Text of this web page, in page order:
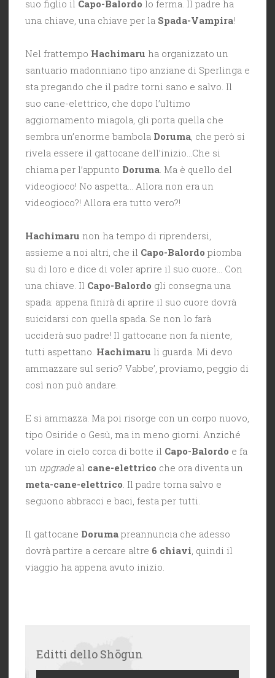
suo figlio il Capo-Balordo lo ferma. Il padre ha
una chiave, una chiave per la Spada-Vampira!
Nel frattempo Hachimaru ha organizzato un
santuario madonniano tipo anziane di Sperlinga e
sta pregando che il padre torni sano e salvo. Il
suo cane-elettrico, che dopo l’ultimo
aggiornamento miagola, gli porta quella che
sembra un’enorme bambola Doruma , che però si
rivela essere il gattocane dell’inizio…Che si
chiama per l’appunto Doruma . Ma è quello del
videogioco! No aspetta… Allora non era un
videogioco?! Allora era tutto vero?!
Hachimaru non ha tempo di riprendersi,
assieme a noi altri, che il Capo-Balordo piomba
su di loro e dice di voler aprire il suo cuore… Con
una chiave. Il Capo-Balordo gli consegna una
spada: appena finirà di aprire il suo cuore dovrà
suicidarsi con quella spada. Se non lo farà
ucciderà suo padre! Il gattocane non fa niente,
tutti aspettano. Hachimaru li guarda. Mi devo
ammazzare sul serio? Vabbe’, proviamo, peggio di
così non può andare.
E si ammazza. Ma poi risorge con un corpo nuovo,
tipo Osiride o Gesù, ma in meno giorni. Anziché
volare in cielo corca di botte il Capo-Balordo e fa
un upgradeal cane-elettrico che ora diventa un
meta-cane-elettrico . Il padre torna salvo e
seguono abbracci e baci, festa per tutti.
Il gattocane Doruma preannuncia che adesso
dovrà partire a cercare altre 6 chiavi , quindi il
viaggio ha appena avuto inizio.
Editti dello Shōgun